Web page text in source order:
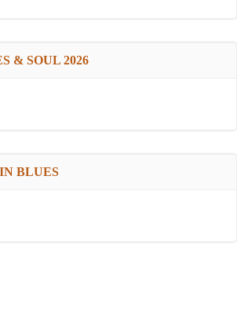
& SOUL 2026
BLUES